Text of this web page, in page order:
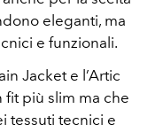
eleganti, ma
e funzionali.
Jacket e l’Artic
fit più slim ma che
tessuti tecnici e